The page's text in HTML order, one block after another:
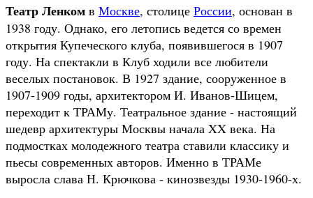
Театр Ленком в Москве, столице России, основан в
1938 году. Однако, его летопись ведется со времен
открытия Купеческого клуба, появившегося в 1907
году. На спектакли в Клуб ходили все любители
веселых постановок. В 1927 здание, сооруженное в
1907-1909 годы, архитектором И. Иванов-Шицем,
переходит к ТРАМу. Театральное здание - настоящий
шедевр архитектуры Москвы начала XX века. На
подмостках молодежного театра ставили классику и
пьесы современных авторов. Именно в ТРАМе
выросла слава Н. Крючкова - кинозвезды 1930-1960-х.